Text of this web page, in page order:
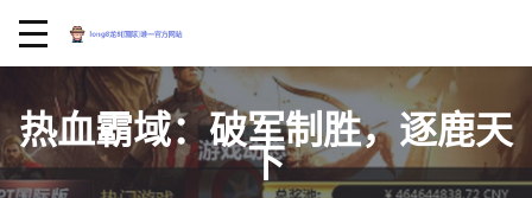
热血霸域：破军制胜，逐鹿天
下